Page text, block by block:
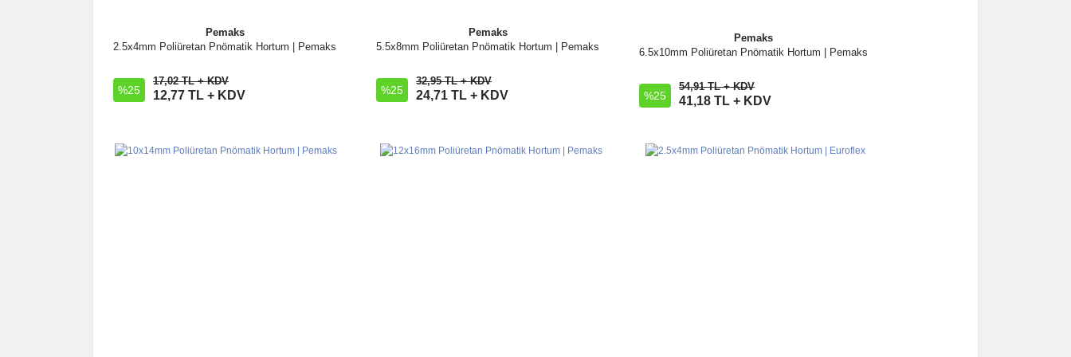
Pemaks
2.5x4mm Poliüretan Pnömatik Hortum | Pemaks
%25
17,02 TL + KDV
12,77 TL + KDV
İncele
Sepete Ekle
Pemaks
5.5x8mm Poliüretan Pnömatik Hortum | Pemaks
%25
32,95 TL + KDV
24,71 TL + KDV
İncele
Sepete Ekle
Pemaks
6.5x10mm Poliüretan Pnömatik Hortum | Pemaks
%25
54,91 TL + KDV
41,18 TL + KDV
İncele
Sepete Ekle